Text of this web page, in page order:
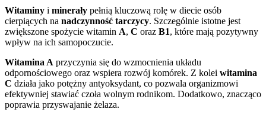
Witaminy i minerały pełnią kluczową rolę w diecie osób
cierpiących na nadczynność tarczycy. Szczególnie istotne jest
zwiększone spożycie witamin A, C oraz B1, które mają pozytywny
wpływ na ich samopoczucie.
Witamina A przyczynia się do wzmocnienia układu
odpornościowego oraz wspiera rozwój komórek. Z kolei witamina
C działa jako potężny antyoksydant, co pozwala organizmowi
efektywniej stawiać czoła wolnym rodnikom. Dodatkowo, znacząco
poprawia przyswajanie żelaza.